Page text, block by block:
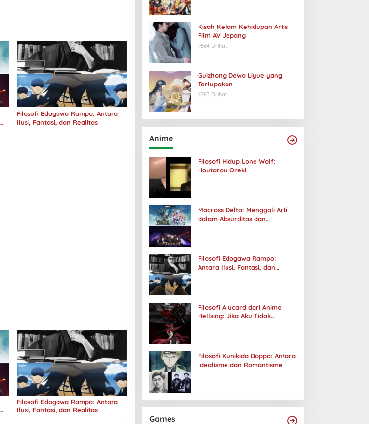
Filosofi Edogawa Rampo: Antara
Ilusi, Fantasi, dan Realitas
Filosofi Edogawa Rampo: Antara
Ilusi, Fantasi, dan Realitas
Kisah Kelam Kehidupan Artis
Film AV Jepang
9564 Dilihat
Guizhong Dewa Liyue yang
Terlupakan
8783 Dilihat
Anime
Filosofi Hidup Lone Wolf:
Houtarou Oreki
Macross Delta: Menggali Arti
dalam Absurditas dan
Filosofi Edogawa Rampo:
Antara Ilusi, Fantasi, dan
Filosofi Alucard dari Anime
Hellsing: Jika Aku Tidak
Filosofi Kunikida Doppo: Antara
Idealisme dan Romantisme
Games